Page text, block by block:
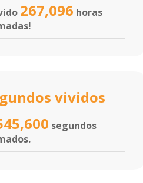
267,096 horas
vividos
segundos